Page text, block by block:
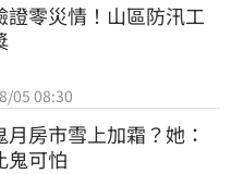
證零災情！山區防汛工
05 08:30
月房市雪上加霜？她：
鬼可怕